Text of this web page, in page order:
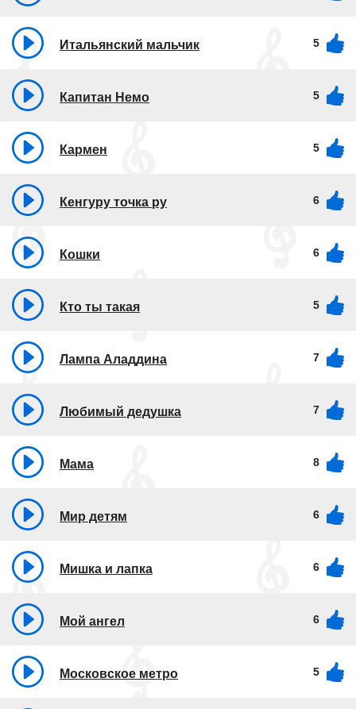
Итальянский мальчик 5
Капитан Немо 5
Кармен 5
Кенгуру точка ру 6
Кошки 6
Кто ты такая 5
Лампа Аладдина 7
Любимый дедушка 7
Мама 8
Мир детям 6
Мишка и лапка 6
Мой ангел 6
Московское метро 5